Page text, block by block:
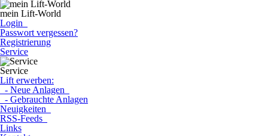
mein Lift-World
Login
Passwort vergessen?
Registrierung
Service
Service
Lift erwerben:
- Neue Anlagen
- Gebrauchte Anlagen
Neuigkeiten
RSS-Feeds
Links